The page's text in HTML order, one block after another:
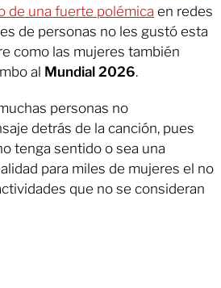
de una fuerte polémica en redes
de personas no les gustó esta
como las mujeres también
al Mundial 2026.
personas no
detrás de la canción, pues
tenga sentido o sea una
para miles de mujeres el no
que no se consideran